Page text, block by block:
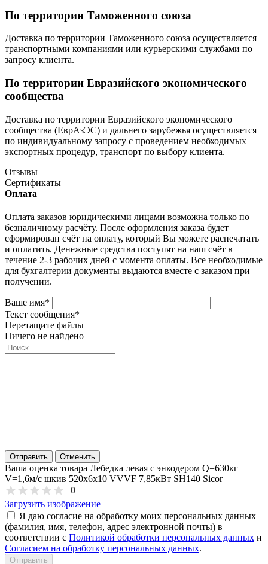
По территории Таможенного союза
Доставка по территории Таможенного союза осуществляется
транспортными компаниями или курьерскими службами по
запросу клиента.
По территории Евразийского экономического
сообщества
Доставка по территории Евразийского экономического
сообщества (ЕврАзЭС) и дальнего зарубежья осуществляется
по индивидуальному запросу с проведением необходимых
экспортных процедур, транспорт по выбору клиента.
Отзывы
Сертификаты
Оплата
Оплата заказов юридическими лицами возможна только по
безналичному расчёту. После оформления заказа будет
сформирован счёт на оплату, который Вы можете распечатать
и оплатить. Денежные средства поступят на наш счёт в
течение 2-3 рабочих дней с момента оплаты. Все необходимые
для бухгалтерии документы выдаются вместе с заказом при
получении.
Ваше имя*
Текст сообщения*
Перетащите файлы
Ничего не найдено
Отправить Отменить
Ваша оценка товара Лебедка левая с энкодером Q=630кг
V=1,6м/с шкив 520х6х10 VVVF 7,85кВт SH140 Sicor
0
Загрузить изображение
Я даю согласие на обработку моих персональных данных
(фамилия, имя, телефон, адрес электронной почты) в
соответствии с Политикой обработки персональных данных и
Согласием на обработку персональных данных.